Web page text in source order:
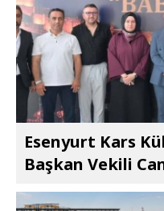
Esenyurt Kars
Başkan Vekili